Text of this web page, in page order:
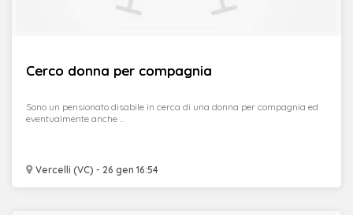
Cerco donna per compagnia
Vercelli (VC) - 26 gen 16:54
Sono un pensionato disabile in cerca di una donna per compagnia ed
eventualmente anche ...